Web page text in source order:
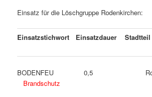
Einsatz für die Löschgruppe Rodenkirchen:
Einsatzstichwort Einsatzdauer Stadtteil
BODENFEU 0,5
Brandschutz